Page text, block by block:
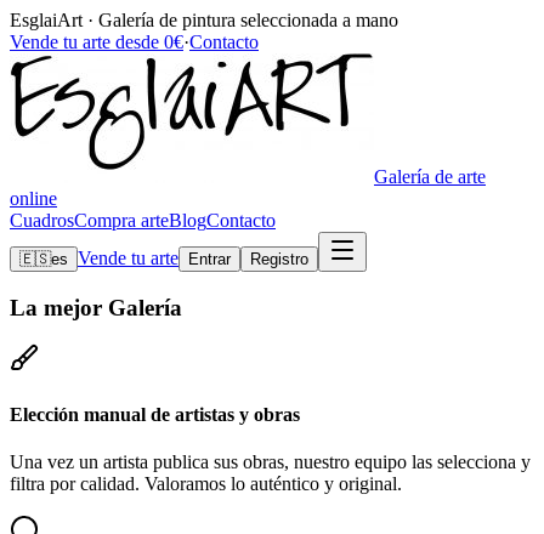
EsglaiArt · Galería de pintura seleccionada a mano
Vende tu arte desde 0€·Contacto
Galería de arte
online
CuadrosCompra arteBlogContacto
🇪🇸es Vende tu arte Entrar Registro
La mejor Galería
Elección manual de artistas y obras
Una vez un artista publica sus obras, nuestro equipo las selecciona y
filtra por calidad. Valoramos lo auténtico y original.